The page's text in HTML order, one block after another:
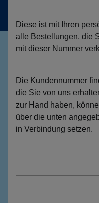
Diese ist mit Ihren
alle Bestellungen, die
mit dieser Nummer
Die Kundennummer
die Sie von uns
zur Hand haben,
über die unten
in Verbindung setzen.